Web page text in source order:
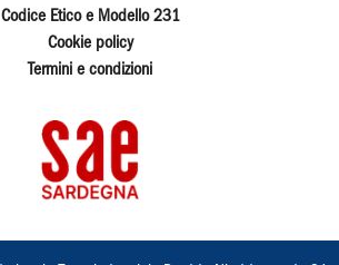
Codice Etico e Modello 231
Cookie policy
Termini e condizioni